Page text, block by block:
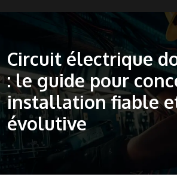
Circuit électrique
: le guide pour
installation fiable
évolutive